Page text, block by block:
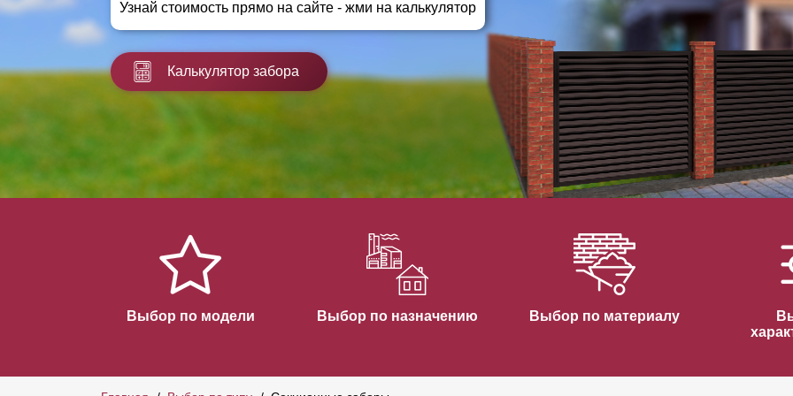
Заборы для дачи
Заборы и ограждения для школ
Забор на участок 10 соток
Горизонтальные заборы
Высокие заборы
Красивые, дизайнерские заборы
ВЫБОР ПО СПОСОБУ МОНТАЖА
Заборы под ключ
Готовые заборы
Быстровозводимые заборы
Узнай стоимость прямо на сайте - жми на калькулятор
Калькулятор забора
Выбор по модели Выбор по назначению Выбор по материалу